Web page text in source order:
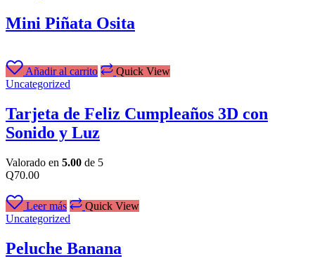
Mini Piñata Osita
Añadir al carrito
Quick View
Uncategorized
Tarjeta de Feliz Cumpleaños 3D con
Sonido y Luz
Valorado en 5.00 de 5
Q70.00
Leer más
Quick View
Uncategorized
Peluche Banana